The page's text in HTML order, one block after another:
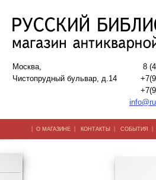
Москва,
Чистопрудный бульвар, д.14
8
| О МАГАЗИНЕ | КОНТАКТЫ | СОБЫТИЯ